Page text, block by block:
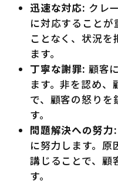
迅速な対応: クレ
に対応することが
ことなく、状況
ます。
丁寧な謝罪: 顧客
ます。非を認め、
で、顧客の怒りを
す。
問題解決への努力:
に努力します。原
講じることで、顧
す。